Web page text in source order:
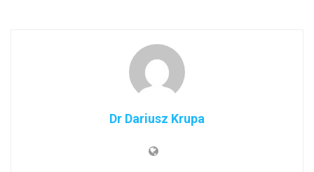
Dr Dariusz Krupa